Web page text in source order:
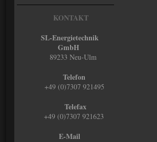
KONTAKT
SL-Energietechnik
GmbH
89233 Neu-Ulm
Telefon
+49 (0)7307 921495
Telefax
+49 (0)7307 921623
E-Mail